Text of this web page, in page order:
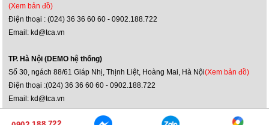
(Xem bản đồ)
Điện thoại : (024) 36 36 60 60 - 0902.188.722
Email: kd@tca.vn
TP. Hà Nội (DEMO hệ thống)
Số 30, ngách 88/61 Giáp Nhị, Thịnh Liệt, Hoàng Mai, Hà Nội(Xem bản đồ)
Điện thoại :(024) 36 36 60 60 - 0902.188.722
Email: kd@tca.vn